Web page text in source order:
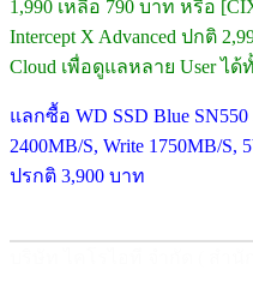
1,990 เหลือ 790 บาท หรือ
Intercept X Advanced ปกติ
Cloud เพื่อดูแลหลาย User ได้
แลกซื้อ WD SSD Blue
2400MB/S, Write 1750MB/
ปรกติ 3,900 บาท